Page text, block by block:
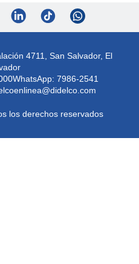
4711, San Salvador, El
WhatsApp: 7986-2541
los derechos reservados